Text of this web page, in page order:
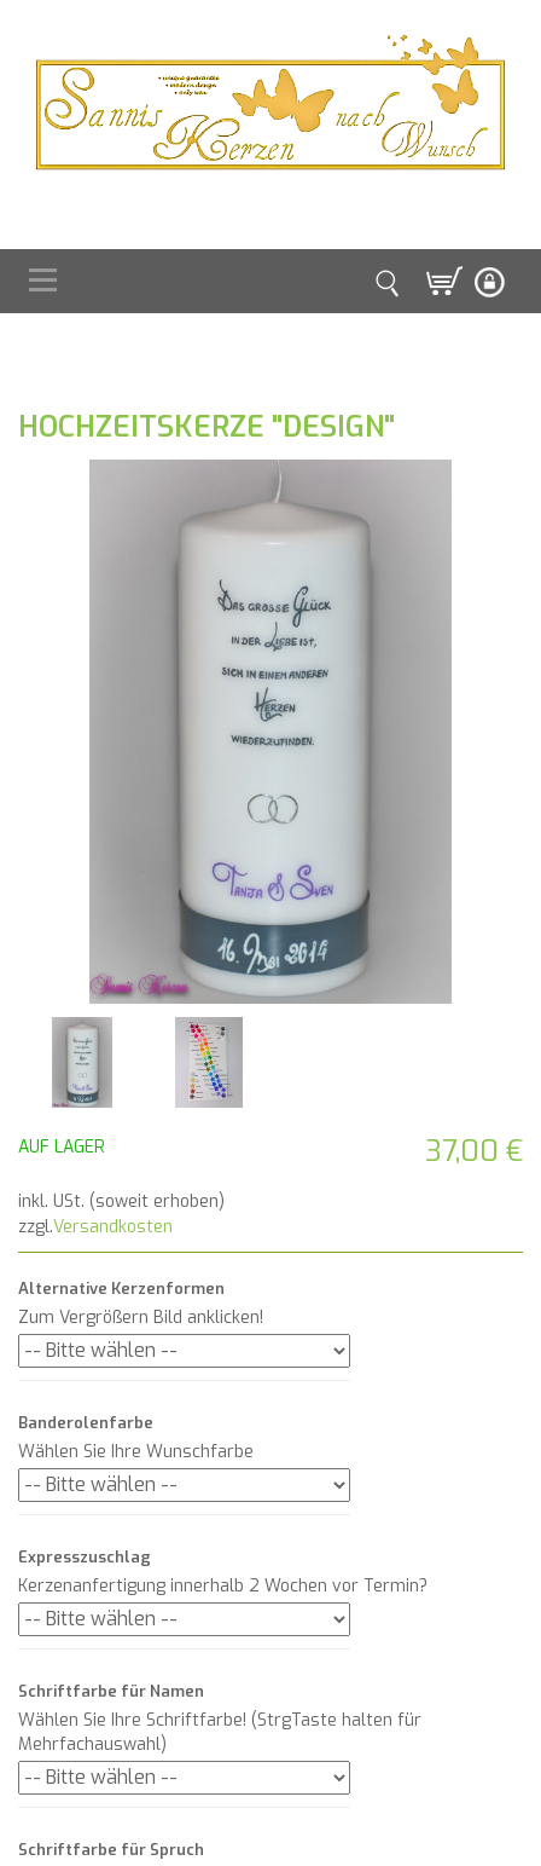
HOCHZEITSKERZE "DESIGN"
37,00 €
AUF LAGER
inkl. USt. (soweit erhoben)
zzgl.Versandkosten
Alternative Kerzenformen
Zum Vergrößern Bild anklicken!
Banderolenfarbe
Wählen Sie Ihre Wunschfarbe
Expresszuschlag
Kerzenanfertigung innerhalb 2 Wochen vor Termin?
Schriftfarbe für Namen
Wählen Sie Ihre Schriftfarbe! (StrgTaste halten für
Mehrfachauswahl)
Schriftfarbe für Spruch